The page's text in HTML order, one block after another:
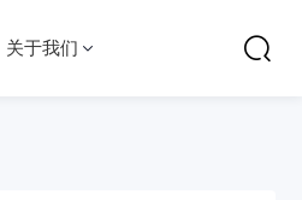
关于我们